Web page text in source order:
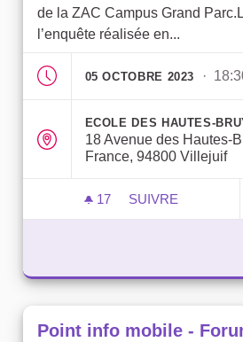
de la ZAC Campus Grand
l’enquête réalisée en...
05 OCTOBRE 2023 ·
ECOLE DES HAUTES-
18 Avenue des Hautes-
France, 94800 Villejuif
17 17 ABONNÉS
SUIVRE
Point info mobile -